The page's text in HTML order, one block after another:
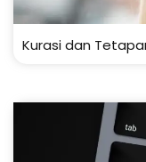
Kurasi dan